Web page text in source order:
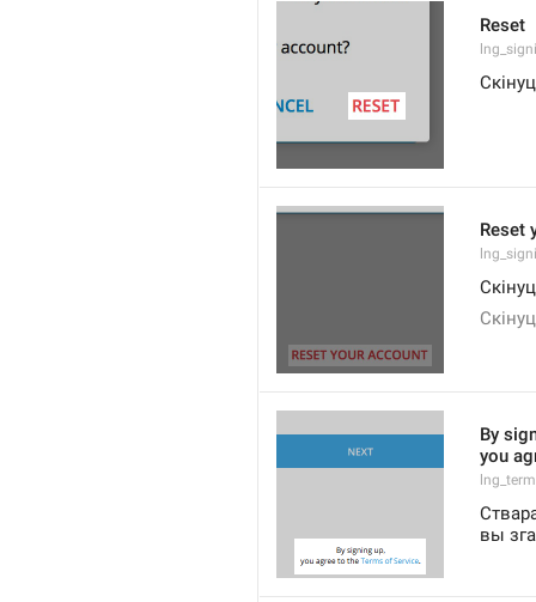
Reset
Reset
By
you
вы